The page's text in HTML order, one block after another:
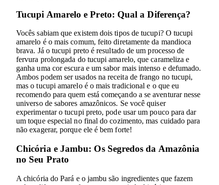
Tucupi Amarelo e Preto: Qual a Diferença?
Vocês sabiam que existem dois tipos de tucupi? O tucupi
amarelo é o mais comum, feito diretamente da mandioca
brava. Já o tucupi preto é resultado de um processo de
fervura prolongada do tucupi amarelo, que carameliza e
ganha uma cor escura e um sabor mais intenso e defumado.
Ambos podem ser usados na receita de frango no tucupi,
mas o tucupi amarelo é o mais tradicional e o que eu
recomendo para quem está começando a se aventurar nesse
universo de sabores amazônicos. Se você quiser
experimentar o tucupi preto, pode usar um pouco para dar
um toque especial no final do cozimento, mas cuidado para
não exagerar, porque ele é bem forte!
Chicória e Jambu: Os Segredos da Amazônia
no Seu Prato
A chicória do Pará e o jambu são ingredientes que fazem